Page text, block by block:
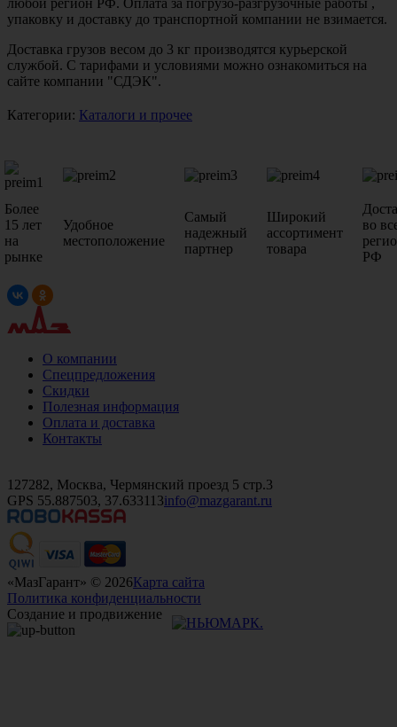
упаковку и доставку до транспортной компании не взимается.
Доставка грузов весом до 3 кг производятся курьерской
службой. С тарифами и условиями можно ознакомиться на
сайте компании "СДЭК".
Категории: Каталоги и прочее
Более
15 лет
на
рынке
Удобное
местоположение
Самый
надежный
партнер
Широкий
ассортимент
товара
во
РФ
О компании
Спецпредложения
Скидки
Полезная информация
Оплата и доставка
Контакты
127282, Москва, Чермянский проезд 5 стр.3
GPS 55.887503, 37.633113info@mazgarant.ru
«МазГарант» © 2026Карта сайта
Политика конфиденциальности
Создание и продвижение